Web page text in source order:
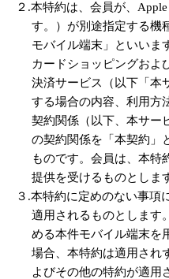
２.本特約は、会員が、
す。）が別途指定する機
モバイル端末」といいま
カードショッピングおよ
決済サービス（以下「本
する場合の内容、利用方
契約関係（以下、本サー
の契約関係を「本契約」
ものです。会員は、本特
提供を受けるものとしま
３.本特約に定めのない事項
適用されるものとします
める本件モバイル端末を
場合、本特約は適用され
よびその他の特約が適用